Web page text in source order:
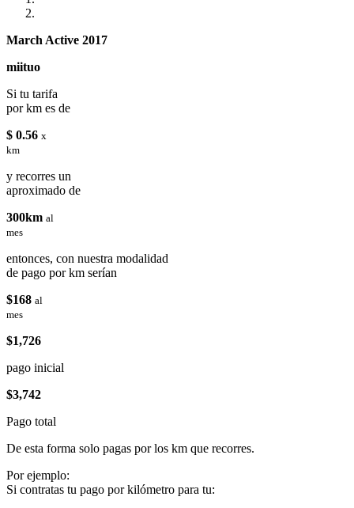
March Active 2017
miituo
Si tu tarifa
por km es de
$ 0.56 x
km
y recorres un
aproximado de
300km al
mes
entonces, con nuestra modalidad
de pago por km serían
$168 al
mes
$1,726
pago inicial
$3,742
Pago total
De esta forma solo pagas por los km que recorres.
Por ejemplo:
Si contratas tu pago por kilómetro para tu: